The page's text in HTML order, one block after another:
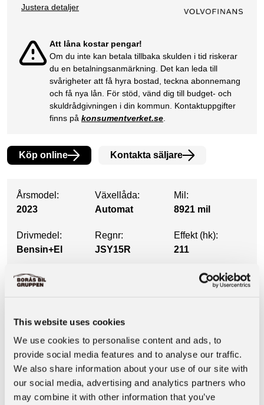
This website uses cookies
We use cookies to personalise content and ads, to
provide social media features and to analyse our traffic.
We also share information about your use of our site with
our social media, advertising and analytics partners who
may combine it with other information that you’ve
Att låna kostar pengar!
Om du inte kan betala tillbaka skulden i tid riskerar
du en betalningsanmärkning. Det kan leda till
svårigheter att få hyra bostad, teckna abonnemang
och få nya lån. För stöd, vänd dig till budget- och
skuldrådgivningen i din kommun. Kontaktuppgifter
finns på konsumentverket.se.
Justera detaljer
Köp online Kontakta säljare
Årsmodel:
2023
Växellåda:
Automat
Mil:
8921 mil
Drivmedel:
Bensin+El
Regnr:
JSY15R
Effekt (hk):
211
Säkerhet & Trygghet